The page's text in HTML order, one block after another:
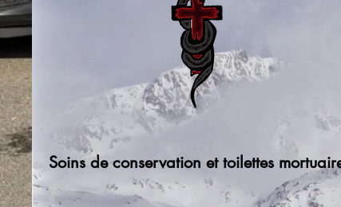
Soins de conservation et toilettes